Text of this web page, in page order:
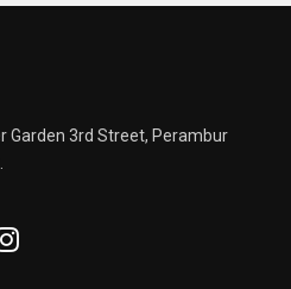
Garden 3rd Street, Perambur